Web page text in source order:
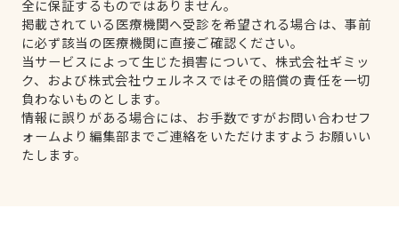
全に保証するものではありません。
掲載されている医療機関へ受診を希望される場合は、事前
に必ず該当の医療機関に直接ご確認ください。
当サービスによって生じた損害について、株式会社ギミッ
ク、および株式会社ウェルネスではその賠償の責任を一切
負わないものとします。
情報に誤りがある場合には、お手数ですがお問い合わせフ
ォームより編集部までご連絡をいただけますようお願いい
たします。